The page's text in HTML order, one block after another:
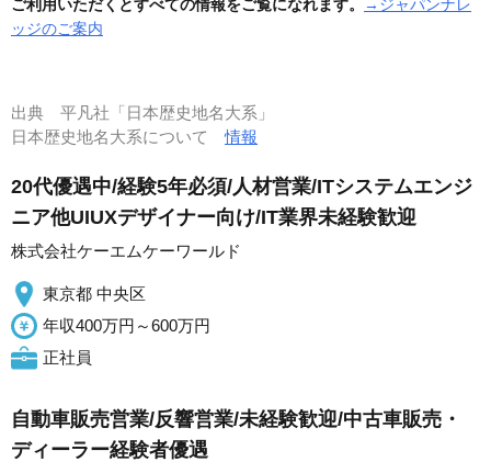
ご利用いただくとすべての情報をご覧になれます。
→ジャパンナレ
ッジのご案内
出典 平凡社「日本歴史地名大系」
日本歴史地名大系について情報
20代優遇中/経験5年必須/人材営業/ITシステムエンジ
ニア他UIUXデザイナー向け/IT業界未経験歓迎
株式会社ケーエムケーワールド
東京都 中央区
年収400万円～600万円
正社員
自動車販売営業/反響営業/未経験歓迎/中古車販売・
ディーラー経験者優遇